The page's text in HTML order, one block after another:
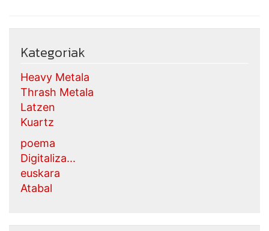
Kategoriak
Heavy Metala
Thrash Metala
Latzen
Kuartz
poema
Digitaliza...
euskara
Atabal